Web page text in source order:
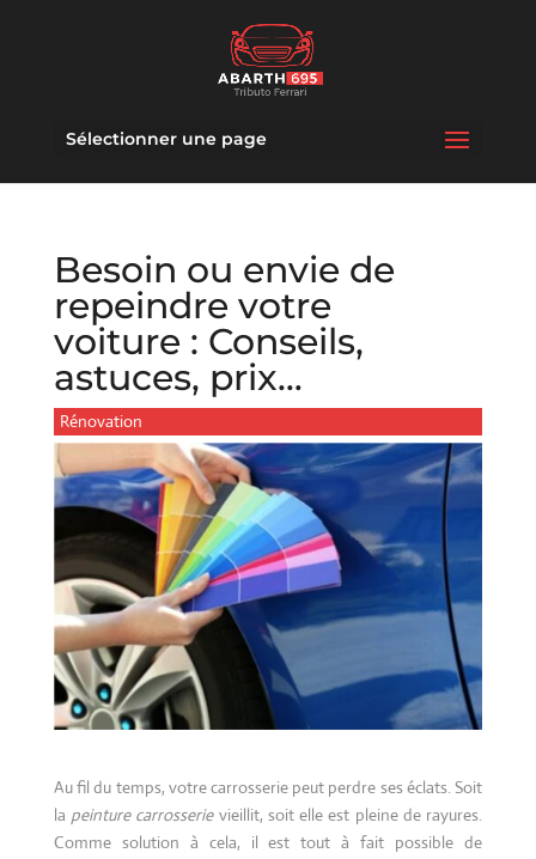
Sélectionner une page
Besoin ou envie de
repeindre votre
voiture : Conseils,
astuces, prix…
Rénovation
Au fil du temps, votre carrosserie peut perdre ses éclats. Soit
la peinture carrosserievieillit, soit elle est pleine de rayures.
Comme solution à cela, il est tout à fait possible de